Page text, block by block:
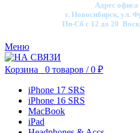
Адрес
г. Новосибирск, ул.
Пн-Сб с 12 до 20
Меню
Корзина 0 товаров / 0 ₽
iPhone 17 SRS
iPhone 16 SRS
MacBook
iPad